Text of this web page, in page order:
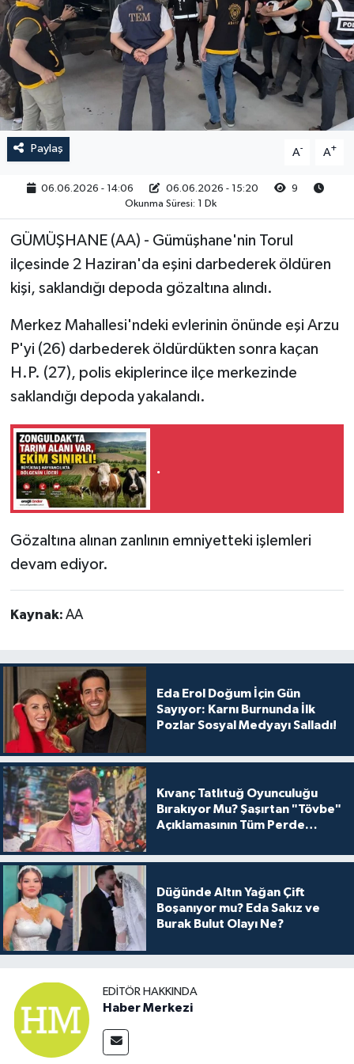
Paylaş A- A+
06.06.2026 - 14:06 06.06.2026 - 15:20
9
Okunma Süresi: 1 Dk
GÜMÜŞHANE (AA) - Gümüşhane'nin Torul
ilçesinde 2 Haziran'da eşini darbederek öldüren
kişi, saklandığı depoda gözaltına alındı.
Merkez Mahallesi'ndeki evlerinin önünde eşi Arzu
P'yi (26) darbederek öldürdükten sonra kaçan
H.P. (27), polis ekiplerince ilçe merkezinde
saklandığı depoda yakalandı.
.
Gözaltına alınan zanlının emniyetteki işlemleri
devam ediyor.
Kaynak: AA
Eda Erol Doğum İçin Gün
Sayıyor: Karnı Burnunda İlk
Pozlar Sosyal Medyayı Salladı!
Kıvanç Tatlıtuğ Oyunculuğu
Bırakıyor Mu? Şaşırtan "Tövbe"
Açıklamasının Tüm Perde
Düğünde Altın Yağan Çift
Boşanıyor mu? Eda Sakız ve
Burak Bulut Olayı Ne?
EDITÖR HAKKINDA
Haber Merkezi
RESMİ İLAN